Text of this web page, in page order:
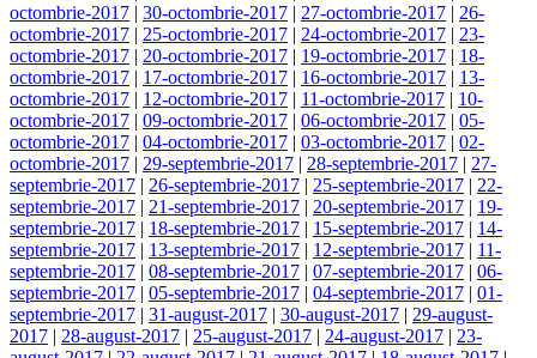
octombrie-2017 | 30-octombrie-2017 | 27-octombrie-2017 | 26-
octombrie-2017 | 25-octombrie-2017 | 24-octombrie-2017 | 23-
octombrie-2017 | 20-octombrie-2017 | 19-octombrie-2017 | 18-
octombrie-2017 | 17-octombrie-2017 | 16-octombrie-2017 | 13-
octombrie-2017 | 12-octombrie-2017 | 11-octombrie-2017 | 10-
octombrie-2017 | 09-octombrie-2017 | 06-octombrie-2017 | 05-
octombrie-2017 | 04-octombrie-2017 | 03-octombrie-2017 | 02-
octombrie-2017 | 29-septembrie-2017 | 28-septembrie-2017 | 27-
septembrie-2017 | 26-septembrie-2017 | 25-septembrie-2017 | 22-
septembrie-2017 | 21-septembrie-2017 | 20-septembrie-2017 | 19-
septembrie-2017 | 18-septembrie-2017 | 15-septembrie-2017 | 14-
septembrie-2017 | 13-septembrie-2017 | 12-septembrie-2017 | 11-
septembrie-2017 | 08-septembrie-2017 | 07-septembrie-2017 | 06-
septembrie-2017 | 05-septembrie-2017 | 04-septembrie-2017 | 01-
septembrie-2017 | 31-august-2017 | 30-august-2017 | 29-august-
2017 | 28-august-2017 | 25-august-2017 | 24-august-2017 | 23-